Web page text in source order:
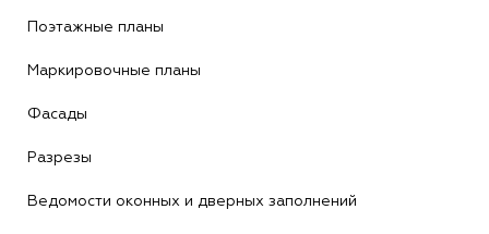
Поэтажные планы
Маркировочные планы
Фасады
Разрезы
Ведомости оконных и дверных заполнений